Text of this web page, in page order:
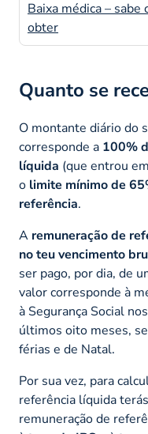
Baixa médica – sabe
obter
Quanto se
O montante diário do
corresponde a 100%
líquida (que entrou
o limite mínimo de
referência.
A remuneração de
no teu vencimento
ser pago, por dia, de
valor corresponde à
à Segurança Social
últimos oito meses,
férias e de Natal.
Por sua vez, para
referência líquida
remuneração de